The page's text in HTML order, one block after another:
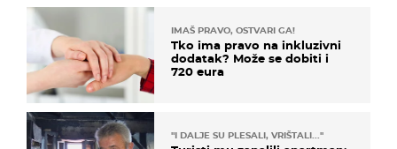
IMAŠ PRAVO, OSTVARI GA!
Tko ima pravo na inkluzivni
dodatak? Može se dobiti i
720 eura
"I DALJE SU PLESALI, VRIŠTALI..."